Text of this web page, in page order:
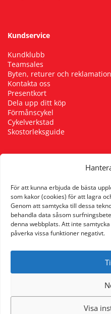
För att kunna erbjuda de bästa
som kakor (cookies) för att lagra
Genom att samtycka till dessa
behandla data såsom
denna webbplats. Att inte
påverka vissa funktioner negativt.
Visa
Kundservice
Kundklubb
Teamsales
Byten, returer och
Kontakta oss
Presentkort
Dela upp ditt köp
Förmånscykel
Cykelverkstad
Skostorleksguide